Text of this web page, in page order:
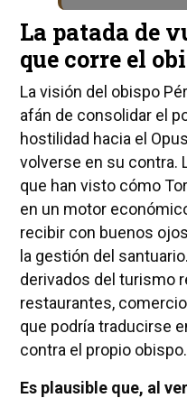
La patada de
que corre el
La visión del obispo
afán de consolidar el
hostilidad hacia el
volverse en su contra.
que han visto cómo
en un motor
recibir con buenos
la gestión del
derivados del turismo
restaurantes,
que podría traducirse
contra el propio obispo.
Es plausible que, al